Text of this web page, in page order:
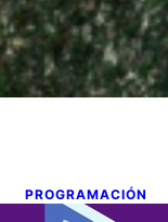
PROGRAMACIÓN